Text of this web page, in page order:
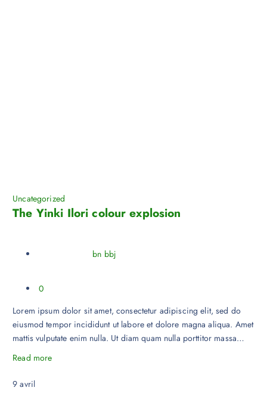
Uncategorized
The Yinki Ilori colour explosion
bn bbj
0
Lorem ipsum dolor sit amet, consectetur adipiscing elit, sed do
eiusmod tempor incididunt ut labore et dolore magna aliqua. Amet
mattis vulputate enim nulla. Ut diam quam nulla porttitor massa…
Read more
9 avril